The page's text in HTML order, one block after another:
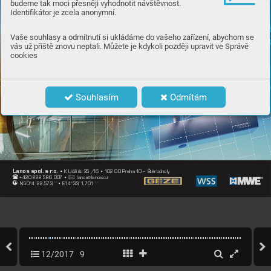
budeme tak moci přesněji vyhodnotit návštěvnost.
Identifikátor je zcela anonymní.
Vaše souhlasy a odmítnutí si ukládáme do vašeho zařízení, abychom se
vás už příště znovu neptali. Můžete je kdykoli později upravit ve Správě
cookies
Souhlasím Odmítám
Lanos spol. s r.o. • K Učilišti 35/16 • 102 00 Praha 10 – Štěrboholy
+420 222 586 007 •
  lanos@lanos.cz
  N50°4´22,5
73´´• E14°33´1 ,701´´
12/2017 9